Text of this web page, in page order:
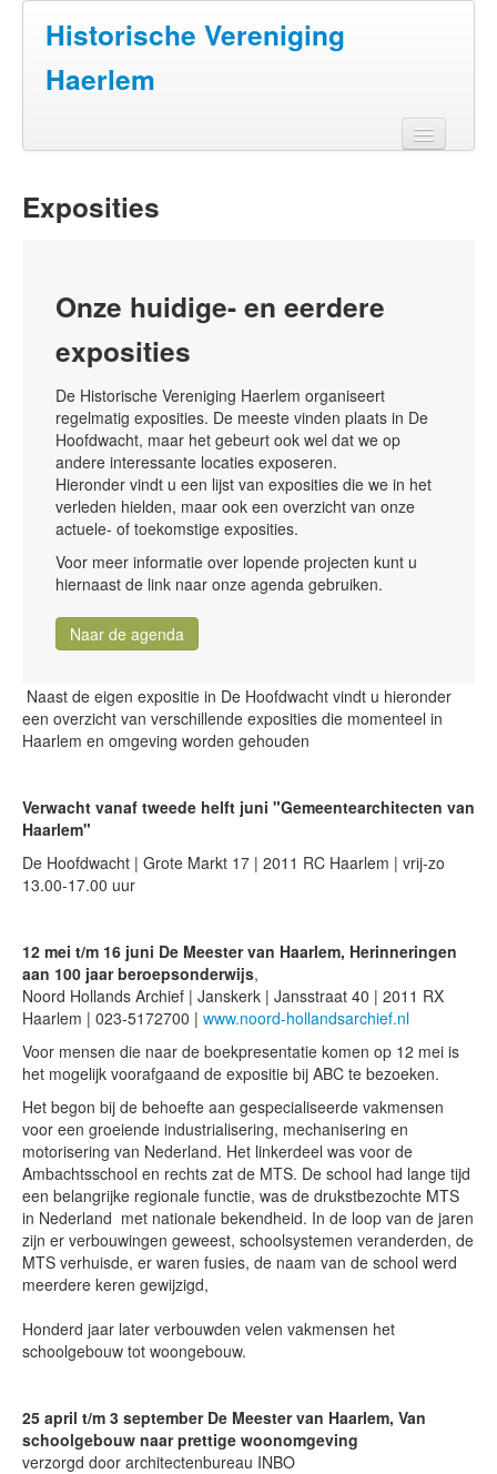
Historische Vereniging
Haerlem
Doen
Lezen
Over ons
Contact
Onthoud mij
Gebruikersnaam vergeten?
Inloggen
Search
Exposities
Onze huidige- en eerdere
exposities
De Historische Vereniging Haerlem organiseert
regelmatig exposities. De meeste vinden plaats in De
Hoofdwacht, maar het gebeurt ook wel dat we op
andere interessante locaties exposeren.
Hieronder vindt u een lijst van exposities die we in het
verleden hielden, maar ook een overzicht van onze
actuele- of toekomstige exposities.
Voor meer informatie over lopende projecten kunt u
hiernaast de link naar onze agenda gebruiken.
Naar de agenda
Naast de eigen expositie in De Hoofdwacht vindt u hieronder
een overzicht van verschillende exposities die momenteel in
Haarlem en omgeving worden gehouden
Verwacht vanaf tweede helft juni "Gemeentearchitecten van
Haarlem"
De Hoofdwacht | Grote Markt 17 | 2011 RC Haarlem | vrij-zo
13.00-17.00 uur
12 mei t/m 16 juni De Meester van Haarlem, Herinneringen
aan 100 jaar beroepsonderwijs,
Noord Hollands Archief | Janskerk | Jansstraat 40 | 2011 RX
Haarlem | 023-5172700 | www.noord-hollandsarchief.nl
Voor mensen die naar de boekpresentatie komen op 12 mei is
het mogelijk voorafgaand de expositie bij ABC te bezoeken.
Het begon bij de behoefte aan gespecialiseerde vakmensen
voor een groeiende industrialisering, mechanisering en
motorisering van Nederland. Het linkerdeel was voor de
Ambachtsschool en rechts zat de MTS. De school had lange tijd
een belangrijke regionale functie, was de drukstbezochte MTS
in Nederland met nationale bekendheid. In de loop van de jaren
zijn er verbouwingen geweest, schoolsystemen veranderden, de
MTS verhuisde, er waren fusies, de naam van de school werd
meerdere keren gewijzigd,
Honderd jaar later verbouwden velen vakmensen het
schoolgebouw tot woongebouw.
25 april t/m 3 september De Meester van Haarlem, Van
schoolgebouw naar prettige woonomgeving
verzorgd door architectenbureau INBO